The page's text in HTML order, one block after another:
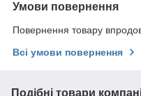
Умови повернення
Повернення товару
Всі умови повернення
Подібні товари